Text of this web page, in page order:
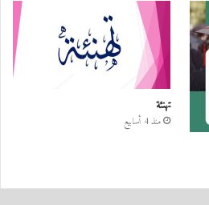
تهنئة
منذ 4 أسابيع